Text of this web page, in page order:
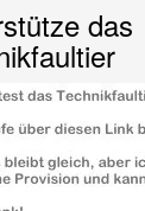
das